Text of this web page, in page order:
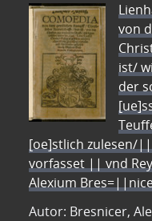
von
ist/
der
[oe]stlich zulesen/
vorfasset || vnd
Alexium
Autor: Bresnicer,